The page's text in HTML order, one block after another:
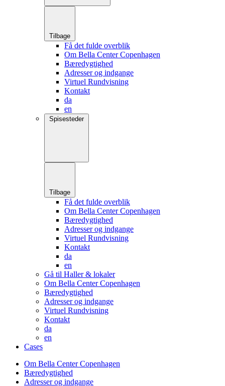
Tilbage
Få det fulde overblik
Om Bella Center Copenhagen
Bæredygtighed
Adresser og indgange
Virtuel Rundvisning
Kontakt
da
en
Spisesteder
Tilbage
Få det fulde overblik
Om Bella Center Copenhagen
Bæredygtighed
Adresser og indgange
Virtuel Rundvisning
Kontakt
da
en
Gå til Haller & lokaler
Om Bella Center Copenhagen
Bæredygtighed
Adresser og indgange
Virtuel Rundvisning
Kontakt
da
en
Cases
Om Bella Center Copenhagen
Bæredygtighed
Adresser og indgange